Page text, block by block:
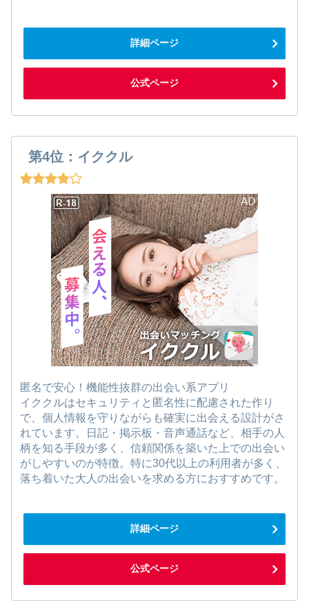
詳細ページ
公式ページ
第4位：イククル
匿名で安心！機能性抜群の出会い系アプリ
イククルはセキュリティと匿名性に配慮された作り
で、個人情報を守りながらも確実に出会える設計がさ
れています。日記・掲示板・音声通話など、相手の人
柄を知る手段が多く、信頼関係を築いた上での出会い
がしやすいのが特徴。特に30代以上の利用者が多く、
落ち着いた大人の出会いを求める方におすすめです。
詳細ページ
公式ページ